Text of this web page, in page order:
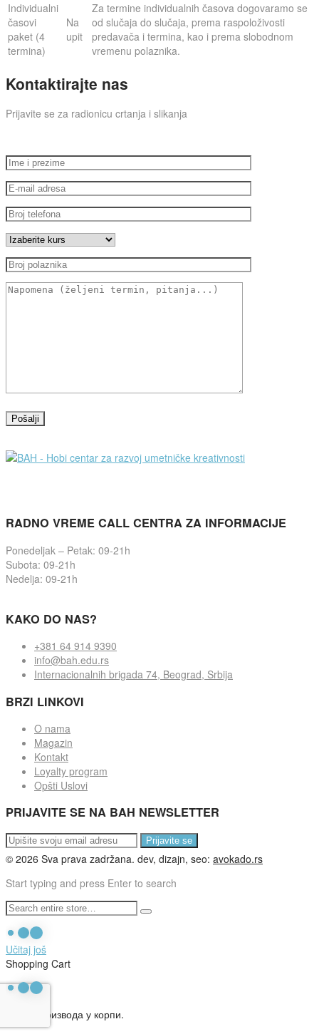
Individualni
časovi
paket (4
termina)
Na
upit
Za termine individualnih časova dogovaramo se
od slučaja do slučaja, prema raspoloživosti
predavača i termina, kao i prema slobodnom
vremenu polaznika.
Kontaktirajte nas
Prijavite se za radionicu crtanja i slikanja
RADNO VREME CALL CENTRA ZA INFORMACIJE
Ponedeljak – Petak: 09-21h
Subota: 09-21h
Nedelja: 09-21h
KAKO DO NAS?
+381 64 914 9390
info@bah.edu.rs
Internacionalnih brigada 74, Beograd, Srbija
BRZI LINKOVI
O nama
Magazin
Kontakt
Loyalty program
Opšti Uslovi
PRIJAVITE SE NA BAH NEWSLETTER
Prijavite se
© 2026 Sva prava zadržana. dev, dizajn, seo: avokado.rs
Start typing and press Enter to search
Učitaj još
Shopping Cart
Нема производа у корпи.